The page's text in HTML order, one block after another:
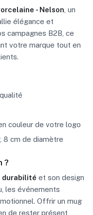
- Nelson , un
élégance et
campagnes B2B, ce
votre marque tout en
couleur de votre logo
8 cm de diamètre
?
durabilité et son design
les événements
Offrir un mug
de rester présent